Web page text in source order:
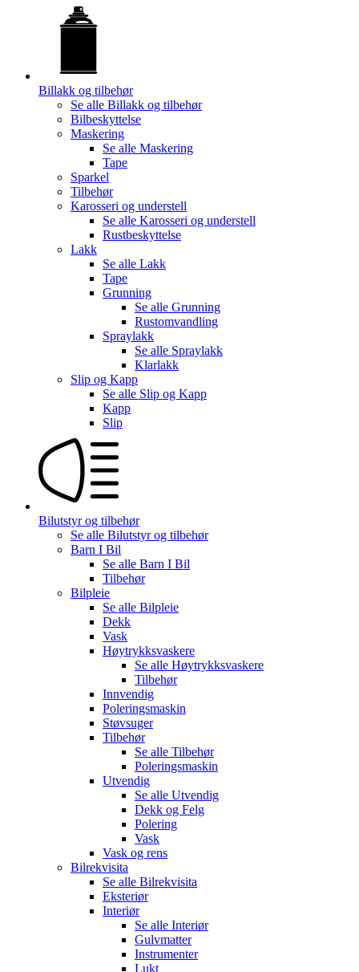
Billakk og tilbehør
Se alle Billakk og tilbehør
Bilbeskyttelse
Maskering
Se alle Maskering
Tape
Sparkel
Tilbehør
Karosseri og understell
Se alle Karosseri og understell
Rustbeskyttelse
Lakk
Se alle Lakk
Tape
Grunning
Se alle Grunning
Rustomvandling
Spraylakk
Se alle Spraylakk
Klarlakk
Slip og Kapp
Se alle Slip og Kapp
Kapp
Slip
Bilutstyr og tilbehør
Se alle Bilutstyr og tilbehør
Barn I Bil
Se alle Barn I Bil
Tilbehør
Bilpleie
Se alle Bilpleie
Dekk
Vask
Høytrykksvaskere
Se alle Høytrykksvaskere
Tilbehør
Innvendig
Poleringsmaskin
Støvsuger
Tilbehør
Se alle Tilbehør
Poleringsmaskin
Utvendig
Se alle Utvendig
Dekk og Felg
Polering
Vask
Vask og rens
Bilrekvisita
Se alle Bilrekvisita
Eksteriør
Interiør
Se alle Interiør
Gulvmatter
Instrumenter
Lukt